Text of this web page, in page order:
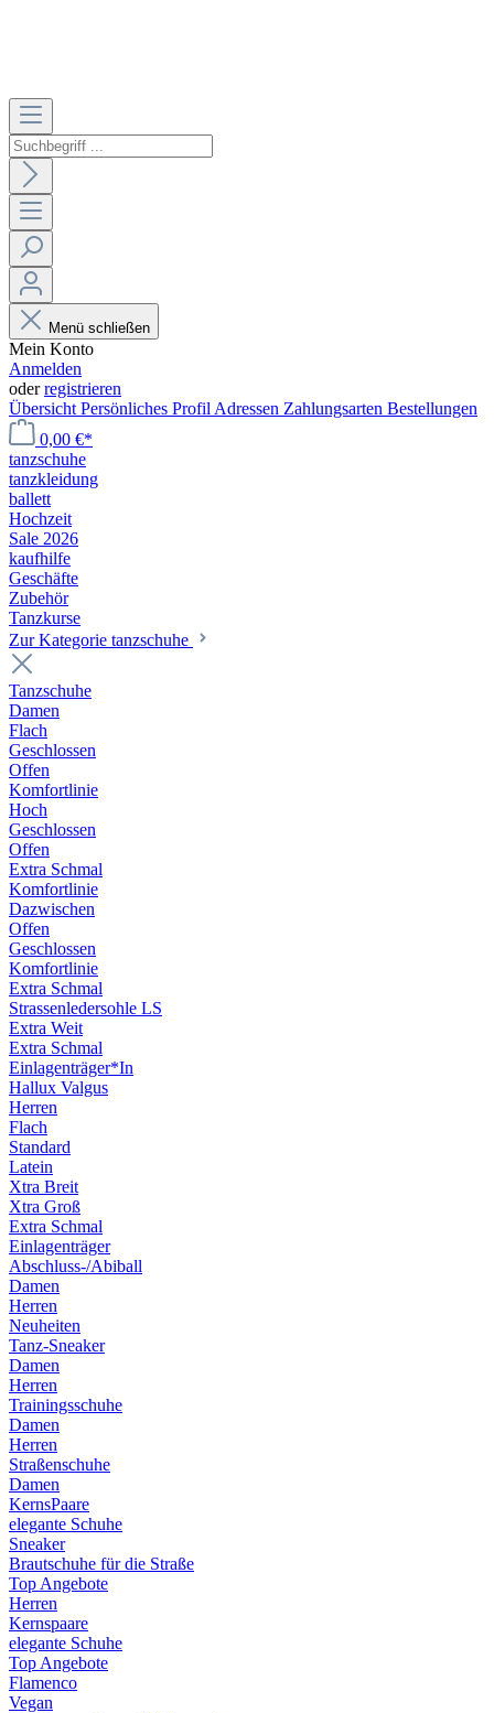
Menü schließen
Mein Konto
Anmelden
oderregistrieren
Übersicht Persönliches Profil Adressen Zahlungsarten Bestellungen
0,00 €*
tanzschuhe
tanzkleidung
ballett
Hochzeit
Sale 2026
kaufhilfe
Geschäfte
Zubehör
Tanzkurse
Zur Kategorie tanzschuhe
Tanzschuhe
Damen
Flach
Geschlossen
Offen
Komfortlinie
Hoch
Geschlossen
Offen
Extra Schmal
Komfortlinie
Dazwischen
Offen
Geschlossen
Komfortlinie
Extra Schmal
Strassenledersohle LS
Extra Weit
Extra Schmal
Einlagenträger*In
Hallux Valgus
Herren
Flach
Standard
Latein
Xtra Breit
Xtra Groß
Extra Schmal
Einlagenträger
Abschluss-/Abiball
Damen
Herren
Neuheiten
Tanz-Sneaker
Damen
Herren
Trainingsschuhe
Damen
Herren
Straßenschuhe
Damen
KernsPaare
elegante Schuhe
Sneaker
Brautschuhe für die Straße
Top Angebote
Herren
Kernspaare
elegante Schuhe
Top Angebote
Flamenco
Vegan